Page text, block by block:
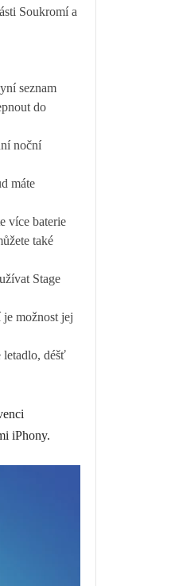
Soukromí a
seznam
do
noční
máte
více baterie
také
Stage
možnost jej
déšť
iPhony.